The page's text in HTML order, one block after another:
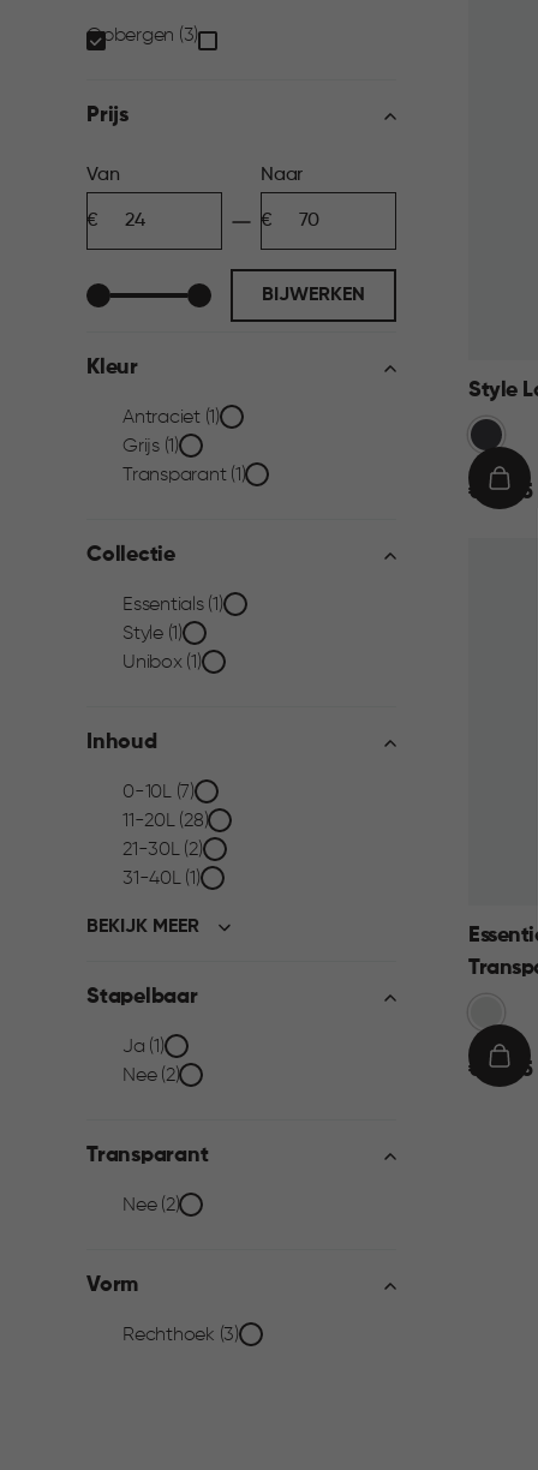
Categorie
filter
Opbergen (3)
Prijs
Prijs
filter
Van
Naar
BIJWERKEN
Kleur
Kleur
filter
Antraciet (1)
Grijs (1)
Transparant (1)
Collectie
Collectie
filter
Essentials (1)
Style (1)
Unibox (1)
Inhoud
Inhoud
filter
0-10L (7)
11-20L (28)
21-30L (2)
31-40L (1)
BEKIJK MEER
Stapelbaar
Stapelbaar
Ja (1)
Nee (2)
Transparant
Transparant
filter
Nee (2)
Vorm
Vorm
Rechthoek (3)
Style
Grijs
€€ 69,95
IN
€€ 39,95
IN